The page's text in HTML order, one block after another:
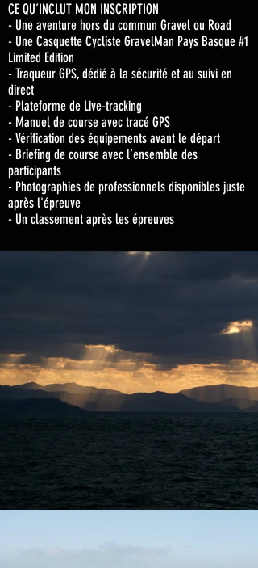
CE QU’INCLUT MON INSCRIPTION
- Une aventure hors du commun Gravel ou Road
- Une Casquette Cycliste GravelMan Pays Basque #1
Limited Edition
- Traqueur GPS, dédié à la sécurité et au suivi en
direct
- Plateforme de Live-tracking
- Manuel de course avec tracé GPS
- Vérification des équipements avant le départ
- Briefing de course avec l’ensemble des
participants
- Photographies de professionnels disponibles juste
après l'épreuve
- Un classement après les épreuves